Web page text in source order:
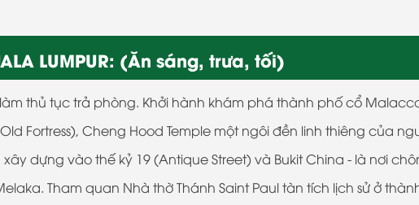
LUMPUR: (Ăn sáng, trưa, tối)
thủ tục trả phòng. Khởi hành khám phá thành phố cổ
Fortress), Cheng Hood Temple một ngôi đền linh thiêng của
dựng vào thế kỷ 19 (Antique Street) và Bukit China - là nơi
Tham quan Nhà thờ Thánh Saint Paul tàn tích lịch sử ở